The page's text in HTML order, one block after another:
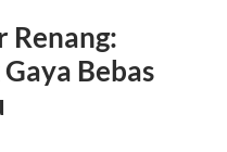
Renang:
Bebas